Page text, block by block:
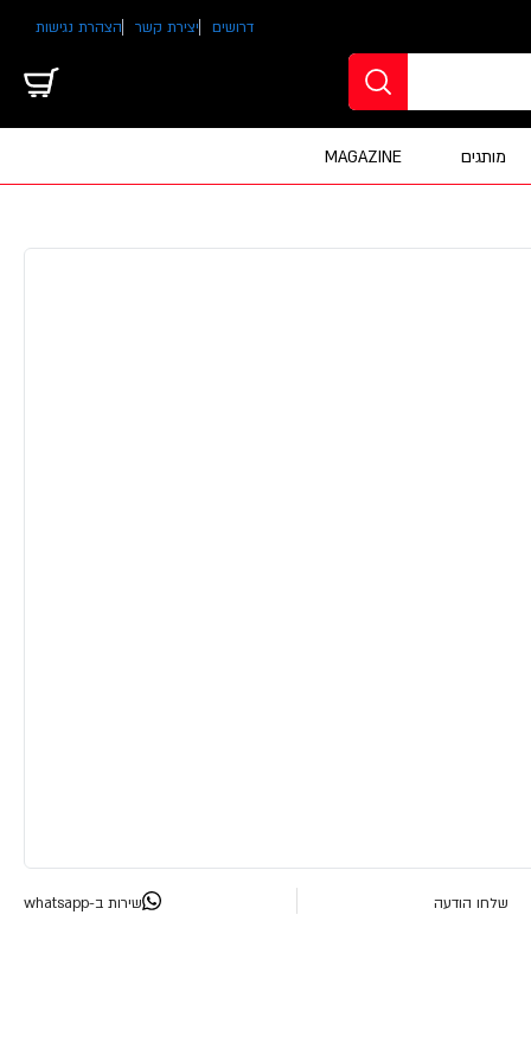
דרושים יצירת קשר הצהרת נגישות
מותגים MAGAZINE
שלחו הודעה שירות ב-whatsapp